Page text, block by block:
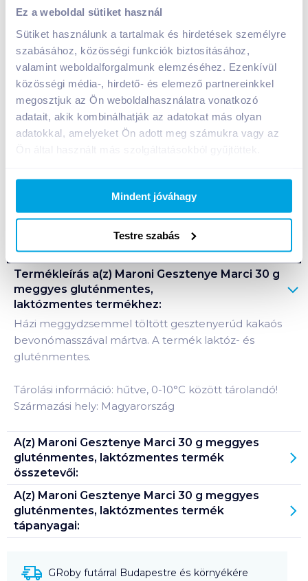
Ez a weboldal sütiket használ
Sütiket használunk a tartalmak és hirdetések személyre
szabásához, közösségi funkciók biztosításához,
valamint weboldalforgalmunk elemzéséhez. Ezenkívül
közösségi média-, hirdető- és elemező partnereinkkel
megosztjuk az Ön weboldalhasználatra vonatkozó
adatait, akik kombinálhatják az adatokat más olyan
adatokkal, amelyeket Ön adott meg számukra vagy az
Ön által használt más szolgáltatásokból gyűjtöttek.
Mindent jóváhagy
Testre szabás
gluténmentes, laktózmentes
199Ft /db
Egységár: 6 633 Ft /kg
Nettó eladási ár: 157Ft /db( 27% áfa)
Kosárba
Bevásárlólistához adom Értesíts, ha olcsóbb!
Termékleírás a(z) Maroni Gesztenye Marci 30 g
meggyes gluténmentes,
laktózmentes termékhez:
Házi meggydzsemmel töltött gesztenyerúd kakaós
bevonómasszával mártva. A termék laktóz- és
gluténmentes.
Tárolási információ: hűtve, 0-10°C között tárolandó!
Származási hely: Magyarország
A(z) Maroni Gesztenye Marci 30 g meggyes
gluténmentes, laktózmentes termék
összetevői:
A(z) Maroni Gesztenye Marci 30 g meggyes
gluténmentes, laktózmentes termék
tápanyagai:
GRoby futárral Budapestre és környékére